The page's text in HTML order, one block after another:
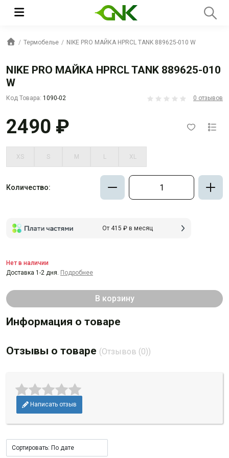
Термобелье NIKE PRO МАЙКА HPRCL TANK 889625-010 W
NIKE PRO МАЙКА HPRCL TANK 889625-010
W
Код Товара: 1090-02 0 отзывов
2490 ₽
XS S M L XL
Количество:
От 415 ₽ в месяц
В корзину
Нет в наличии
Доставка 1-2 дня. Подробнее
Информация о товаре
Отзывы о товаре (Отзывов (0))
Написать отзыв